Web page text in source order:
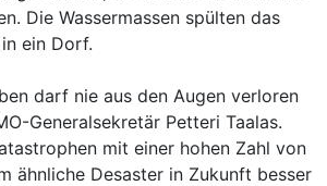
Die Wassermassen spülten das
ein Dorf.
darf nie aus den Augen verloren
Generalsekretär Petteri Taalas.
mit einer hohen Zahl von
ähnliche Desaster in Zukunft besser